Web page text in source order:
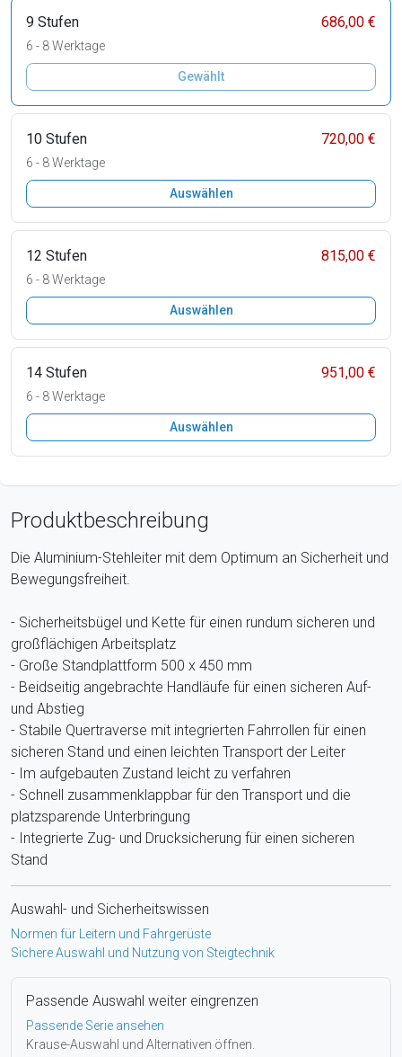
9 Stufen 686,00 €
6 - 8 Werktage
Gewählt
10 Stufen 720,00 €
6 - 8 Werktage
Auswählen
12 Stufen 815,00 €
6 - 8 Werktage
Auswählen
14 Stufen 951,00 €
6 - 8 Werktage
Auswählen
Produktbeschreibung
Die Aluminium-Stehleiter mit dem Optimum an Sicherheit und
Bewegungsfreiheit.
- Sicherheitsbügel und Kette für einen rundum sicheren und
großflächigen Arbeitsplatz
- Große Standplattform 500 x 450 mm
- Beidseitig angebrachte Handläufe für einen sicheren Auf-
und Abstieg
- Stabile Quertraverse mit integrierten Fahrrollen für einen
sicheren Stand und einen leichten Transport der Leiter
- Im aufgebauten Zustand leicht zu verfahren
- Schnell zusammenklappbar für den Transport und die
platzsparende Unterbringung
- Integrierte Zug- und Drucksicherung für einen sicheren
Stand
Auswahl- und Sicherheitswissen
Normen für Leitern und Fahrgerüste
Sichere Auswahl und Nutzung von Steigtechnik
Passende Auswahl weiter eingrenzen
Passende Serie ansehen
Krause-Auswahl und Alternativen öffnen.